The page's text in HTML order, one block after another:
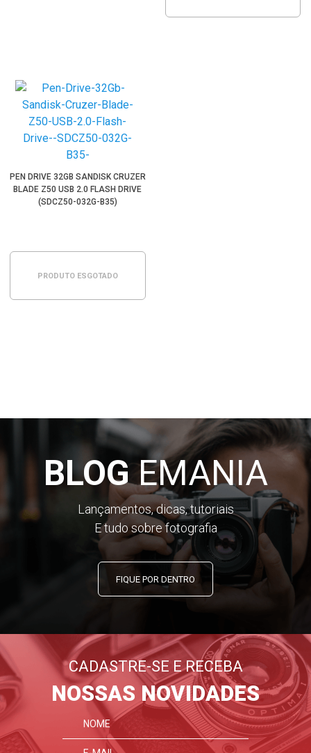
PEN DRIVE 32GB SANDISK CRUZER
BLADE Z50 USB 2.0 FLASH DRIVE
(SDCZ50-032G-B35)
PRODUTO ESGOTADO
BLOGEMANIA
Lançamentos, dicas, tutoriais
E tudo sobre fotografia
FIQUE POR DENTRO
CADASTRE-SE E RECEBA
NOSSAS NOVIDADES